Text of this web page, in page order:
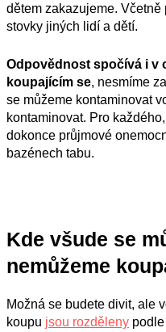
dětem zakazujeme. Včetně
stovky jiných lidí a dětí.
Odpovědnost spočívá i v
koupajícím se, nesmíme
se můžeme kontaminovat
kontaminovat. Pro
dokonce průjmové
bazénech tabu.
Kde všude se
nemůžeme
Možná se budete divit, ale
koupu jsou rozděleny